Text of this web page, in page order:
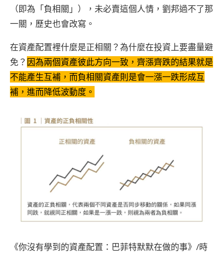
（即為「負相關」），未必賣這個人情，劉邦過不了那
一關，歷史也會改寫。
在資產配置裡什麼是正相關？為什麼在投資上要盡量避
免？ 因為兩個資產彼此方向一致，齊漲齊跌的結果就是
不能產生互補，而負相關資產則是會一漲一跌形成互
補，進而降低波動度。
《你沒有學到的資產配置：巴菲特默默在做的事》/時